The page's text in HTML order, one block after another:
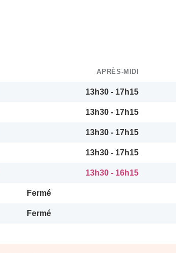
APRÈS-MIDI
13h30 - 17h15
13h30 - 17h15
13h30 - 17h15
13h30 - 17h15
13h30 - 16h15
Fermé
Fermé